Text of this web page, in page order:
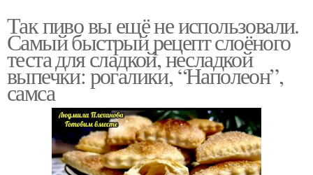
Так пиво вы ещё не использовали.
Самый быстрый рецепт слоёного
теста для сладкой, несладкой
выпечки: рогалики, “Наполеон”,
самса